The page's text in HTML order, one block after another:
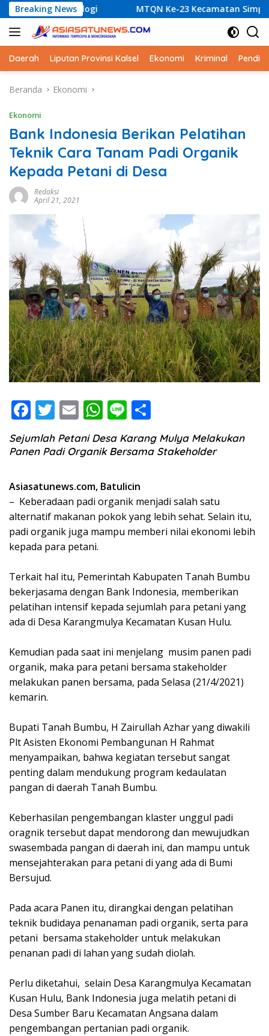
Langsung
ke
konten
Breaking NewsMTQN Ke-23 Kecamatan Simpang Empat:
Daerah Liputan Provinsi Kalsel Ekonomi Kriminal
Beranda Ekonomi
Ekonomi
Bank Indonesia Berikan Pelatihan
Teknik Cara Tanam Padi Organik
Kepada Petani di Desa
Redaksi
April 21, 2021
F
ac
e
o
o
k
T
w
itt
E
m
ai
W
h
at
A
p
p
Li
n
e
h
ar
Sejumlah Petani Desa Karang Mulya Melakukan
Panen Padi Organik Bersama Stakeholder
Asiasatunews.com, Batulicin
– Keberadaan padi organik menjadi salah satu
alternatif makanan pokok yang lebih sehat. Selain itu,
padi organik juga mampu memberi nilai ekonomi lebih
kepada para petani.
Terkait hal itu, Pemerintah Kabupaten Tanah Bumbu
bekerjasama dengan Bank Indonesia, memberikan
pelatihan intensif kepada sejumlah para petani yang
ada di Desa Karangmulya Kecamatan Kusan Hulu.
Kemudian pada saat ini menjelang musim panen padi
organik, maka para petani bersama stakeholder
melakukan panen bersama, pada Selasa (21/4/2021)
kemarin.
Bupati Tanah Bumbu, H Zairullah Azhar yang diwakili
Plt Asisten Ekonomi Pembangunan H Rahmat
menyampaikan, bahwa kegiatan tersebut sangat
penting dalam mendukung program kedaulatan
pangan di daerah Tanah Bumbu.
Keberhasilan pengembangan klaster unggul padi
oragnik tersebut dapat mendorong dan mewujudkan
swasembada pangan di daerah ini, dan mampu untuk
mensejahterakan para petani di yang ada di Bumi
Bersujud.
Pada acara Panen itu, dirangkai dengan pelatihan
teknik budidaya penanaman padi organik, serta para
petani bersama stakeholder untuk melakukan
penanan padi di lahan yang sudah diolah.
Perlu diketahui, selain Desa Karangmulya Kecamatan
Kusan Hulu, Bank Indonesia juga melatih petani di
Desa Sumber Baru Kecamatan Angsana dalam
pengembangan pertanian padi organik.